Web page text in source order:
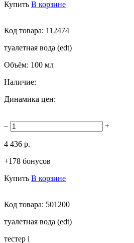
Купить В корзине
Код товара: 112474
туалетная вода (edt)
Объём: 100 мл
Наличие:
Динамика цен:
– +
4 436 р.
+178 бонусов
Купить В корзине
Код товара: 501200
туалетная вода (edt)
тестер i